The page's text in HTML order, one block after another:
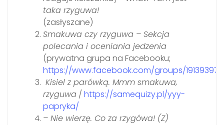
taka rzyguwa!
(zasłyszane)
Smakuwa czy rzyguwa – Sekcja
polecania i oceniania jedzenia
(prywatna grupa na Facebooku;
https://www.facebook.com/groups/
Kisiel z parówką. Mmm smakuwa,
rzyguwa / https://samequizy.pl/yyy-
papryka/
– Nie wierzę. Co za rzygówa! (Z)